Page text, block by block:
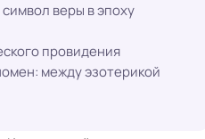
веры в эпоху
провидения
между эзотерикой